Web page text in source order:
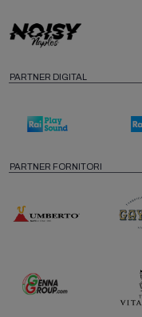
PARTNER DIGITAL
PARTNER FORNITORI